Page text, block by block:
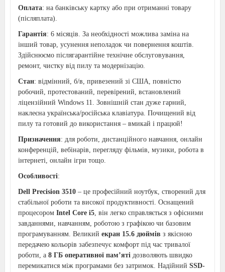
Оплата: на банківську картку або при отриманні товару
(післяплата).
Гарантія: 6 місяців. За необхідності можлива заміна на
інший товар, усунення неполадок чи повернення коштів.
Здійснюємо післягарантійне технічне обслуговування,
ремонт, чистку від пилу та модернізацію.
Стан: відмінний, б/в, привезений зі США, повністю
робочий, протестований, перевірений, встановлений
ліцензійний Windows 11. Зовнішній стан дуже гарний,
наклеєна українська/російська клавіатура. Почищений від
пилу та готовий до використання – вмикай і працюй!
Призначення: для роботи, дистанційного навчання, онлайн
конференцій, вебінарів, перегляду фільмів, музики, робота в
інтернеті, онлайн ігри тощо.
Особливості:
Dell Precision 3510 – це професійний ноутбук, створений для
стабільної роботи та високої продуктивності. Оснащений
процесором Intel Core i5, він легко справляється з офісними
завданнями, навчанням, роботою з графікою чи базовим
програмуванням. Великий екран 15.6 дюймів з якісною
передачею кольорів забезпечує комфорт під час тривалої
роботи, а 8 ГБ оперативної пам’яті дозволяють швидко
перемикатися між програмами без затримок. Надійний SSD-